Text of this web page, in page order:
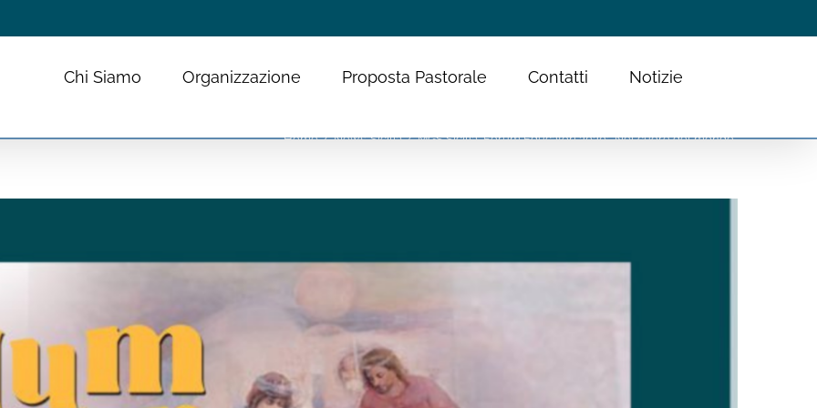
Chi Siamo Organizzazione Proposta Pastorale Contatti Notizie
Home News Sicilia MGS Sicilia, Forum Educatori 2020: “Nel cuore del mondo”